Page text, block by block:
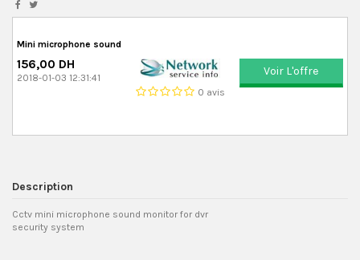
Mini microphone sound
156,00 DH
2018-01-03 12:31:41
0 avis
Voir L'offre
Description
Cctv mini microphone sound monitor for dvr
security system